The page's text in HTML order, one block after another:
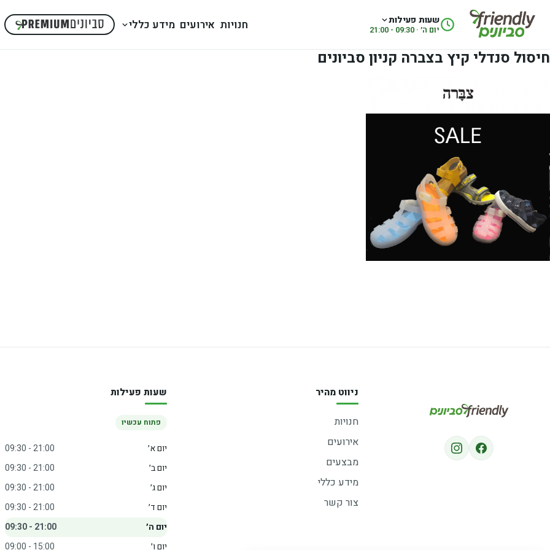
שעות פעילות
יום ה׳ · 09:30 - 21:00 חנויות אירועים מידע כללי
חיסול סנדלי קיץ בצברה קניון סביונים
ניווט מהיר
חנויות
אירועים
מבצעים
מידע כללי
צור קשר
שעות פעילות
פתוח עכשיו
יום א׳
09:30 - 21:00
יום ב׳
09:30 - 21:00
יום ג׳
09:30 - 21:00
יום ד׳
09:30 - 21:00
יום ה׳
09:30 - 21:00
יום ו׳
09:00 - 15:00